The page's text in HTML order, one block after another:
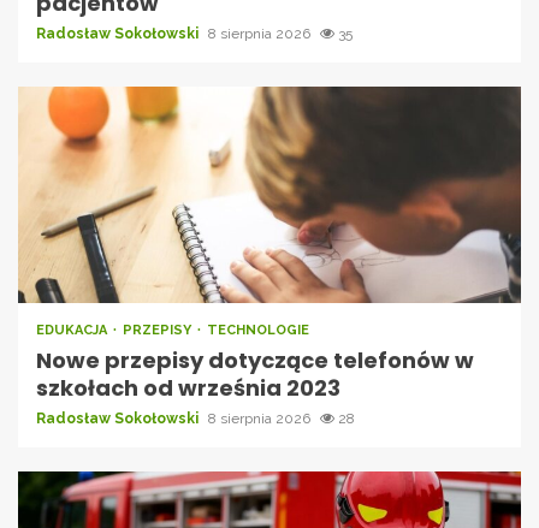
Radosław Sokołowski 8 sierpnia 2026 35
EDUKACJA PRZEPISY TECHNOLOGIE
Nowe przepisy dotyczące telefonów w
szkołach od września 2023
Radosław Sokołowski 8 sierpnia 2026 28